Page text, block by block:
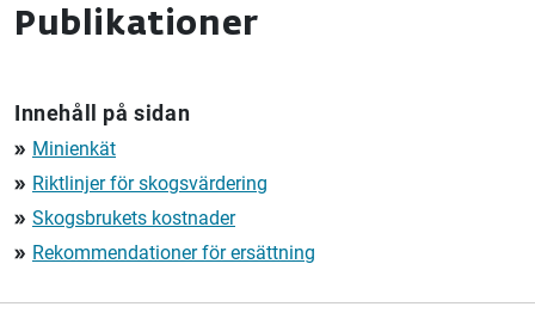
Publikationer
Innehåll på sidan
double_arrow Minienkät
double_arrow Riktlinjer för skogsvärdering
double_arrow Skogsbrukets kostnader
double_arrow Rekommendationer för ersättning